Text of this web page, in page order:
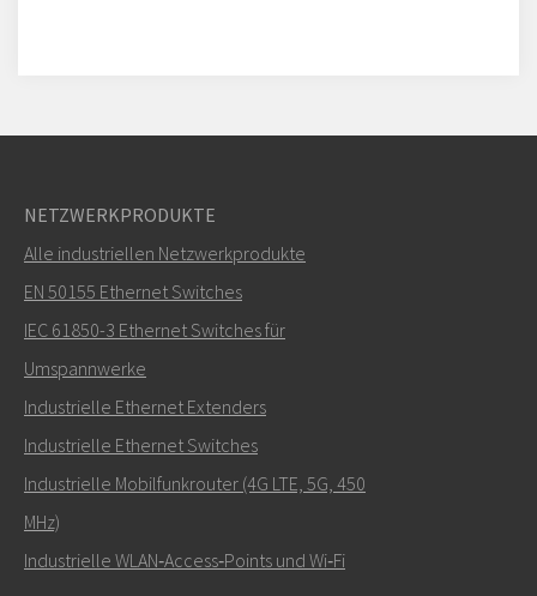
NETZWERKPRODUKTE
Alle industriellen Netzwerkprodukte
EN 50155 Ethernet Switches
IEC 61850-3 Ethernet Switches für
Umspannwerke
Industrielle Ethernet Extenders
Industrielle Ethernet Switches
Industrielle Mobilfunkrouter (4G LTE, 5G, 450
MHz)
Industrielle WLAN‑Access‑Points und Wi‑Fi